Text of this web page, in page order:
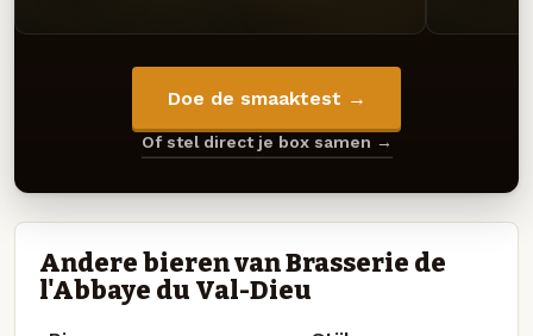
Doe de smaaktest →
Of stel direct je box samen →
Andere bieren van Brasserie de
l'Abbaye du Val-Dieu